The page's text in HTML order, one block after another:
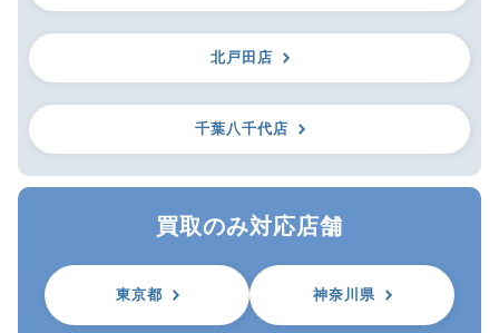
北戸田店
千葉八千代店
買取のみ対応店舗
東京都 神奈川県